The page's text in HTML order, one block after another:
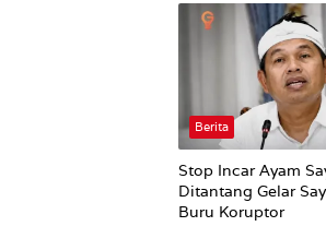
Perubahan Status
Berita
Stop Incar Ayam
Ditantang Gelar
Buru Koruptor